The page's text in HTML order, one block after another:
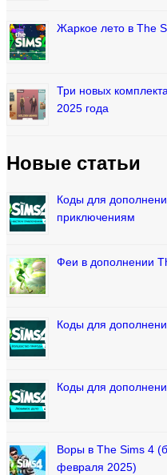
Жаркое лето в The
Три новых
2025 года
Новые статьи
Коды для
приключениям
Феи в дополнении
Коды для
Коды для
Воры в The Sims 4
февраля 2025)